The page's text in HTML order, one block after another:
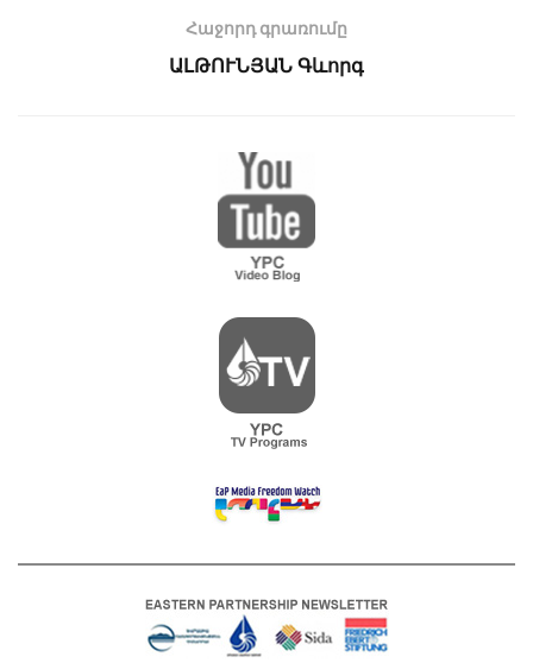
Հաջորդ գրառումը
ԱԼԹՈՒՆՅԱՆ Գևորգ